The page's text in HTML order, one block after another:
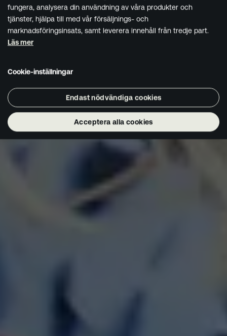
fungera, analysera din användning av våra produkter och
tjänster, hjälpa till med vår försäljnings- och
marknadsföringsinsats, samt leverera innehåll från tredje part.
Läs mer
Cookie-inställningar
Endast nödvändiga cookies
Acceptera alla cookies